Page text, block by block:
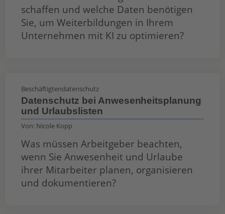
schaffen und welche Daten benötigen
Sie, um Weiterbildungen in Ihrem
Unternehmen mit KI zu optimieren?
Beschäftigtendatenschutz
Datenschutz bei Anwesenheitsplanung
und Urlaubslisten
Von: Nicole Kopp
Was müssen Arbeitgeber beachten,
wenn Sie Anwesenheit und Urlaube
ihrer Mitarbeiter planen, organisieren
und dokumentieren?